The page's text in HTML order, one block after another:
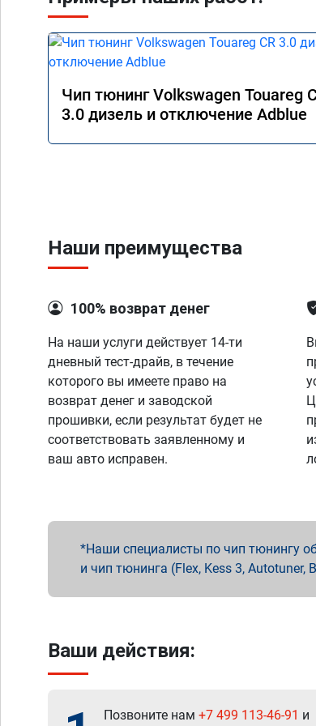
Чип тюнинг Volkswagen Touareg
3.0 дизель и отключение Adblue
Наши преимущества
100% возврат денег
На наши услуги действует 14-ти
дневный тест-драйв, в течение
которого вы имеете право на
возврат денег и заводской
прошивки, если результат будет не
соответствовать заявленному и
ваш авто исправен.
Наши специалисты по чип тюнингу
и чип тюнинга (Flex, Kess 3, Autotuner,
Ваши действия:
Позвоните нам +7 499 113-46-91 и